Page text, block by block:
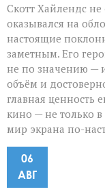
Скотт Хайлендс
оказывался на
настоящие
заметным. Его
не по значению —
объём и
главная ценность
кино — не только в
мир экрана по-
06
АВГ